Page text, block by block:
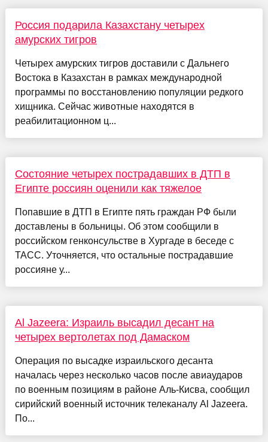
Россия подарила Казахстану четырех
амурских тигров
Четырех амурских тигров доставили с Дальнего
Востока в Казахстан в рамках международной
программы по восстановлению популяции редкого
хищника. Сейчас животные находятся в
реабилитационном ц...
Состояние четырех пострадавших в ДТП в
Египте россиян оценили как тяжелое
Попавшие в ДТП в Египте пять граждан РФ были
доставлены в больницы. Об этом сообщили в
российском генконсульстве в Хургаде в беседе с
ТАСС. Уточняется, что остальные пострадавшие
россияне у...
Al Jazeera: Израиль высадил десант на
четырех вертолетах под Дамаском
Операция по высадке израильского десанта
началась через несколько часов после авиаударов
по военным позициям в районе Аль-Кисва, сообщил
сирийский военный источник телеканалу Al Jazeera.
По...